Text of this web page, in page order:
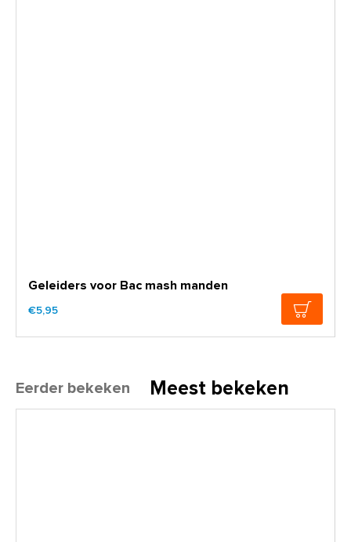
Geleiders voor Bac mash manden
€5,95
Eerder bekeken Meest bekeken